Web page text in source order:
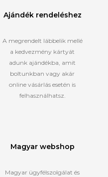
Ajándék rendeléshez
A megrendelt lábbelik mellé
a kedvezmény kártyát
adunk ajándékba, amit
boltunkban vagy akár
online vásárlás esetén is
felhasználhatsz.
Magyar webshop
Magyar ügyfélszolgálat és